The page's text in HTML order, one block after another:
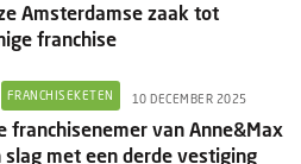
Amsterdamse zaak tot
franchise
FRANCHISEKETEN 10 DECEMBER 2025
franchisenemer van Anne&Max
met een derde vestiging